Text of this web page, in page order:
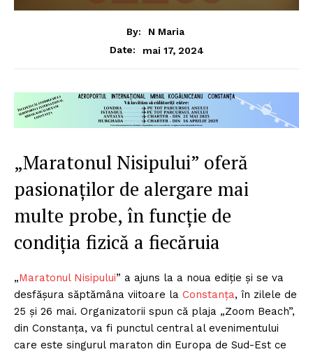
By:
N Maria
Date:
mai 17, 2024
„Maratonul Nisipului” oferă
pasionaților de alergare mai
multe probe, în funcție de
condiția fizică a fiecăruia
„Maratonul Nisipului” a ajuns la a noua ediție și se va
desfășura săptămâna viitoare la Constanța, în zilele de
25 și 26 mai. Organizatorii spun că plaja „Zoom Beach”,
din Constanța, va fi punctul central al evenimentului
care este singurul maraton din Europa de Sud-Est ce